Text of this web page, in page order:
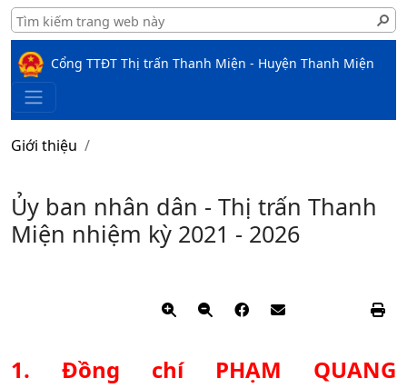
Cổng TTĐT Thị trấn Thanh Miện - Huyện Thanh Miện
Giới thiệu
Ủy ban nhân dân - Thị trấn Thanh
Miện nhiệm kỳ 2021 - 2026
1. Đồng chí PHẠM QUANG